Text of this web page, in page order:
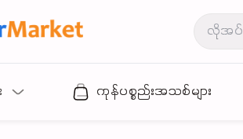
ကုန်ပစ္စည်းအသစ်များ